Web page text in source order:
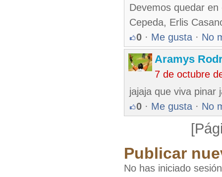
Devemos quedar
Cepeda, Erlis
0 · Me gusta · No
Aramys
7 de octubre
jajaja que viva pinar
0 · Me gusta · No
Publicar
No has iniciado